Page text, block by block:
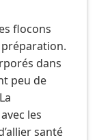
flocons
préparation.
dans
peu de
les
santé